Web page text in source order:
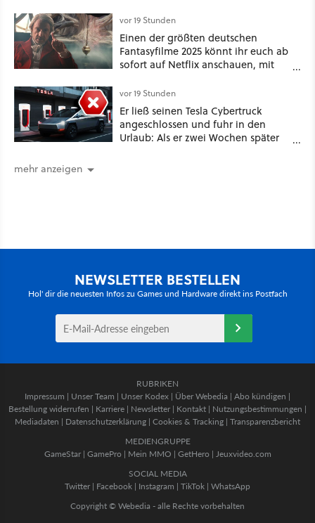
vor 19 Stunden
Einen der größten deutschen
Fantasyfilme 2025 könnt ihr euch ab
sofort auf Netflix anschauen, mit
vor 19 Stunden
Er ließ seinen Tesla Cybertruck
angeschlossen und fuhr in den
Urlaub: Als er zwei Wochen später
mehr anzeigen
NEWSLETTER BESTELLEN
Hol' dir die neuesten Infos zu Games und Hardware direkt ins Postfach
RUBRIKEN
Impressum | Unser Team | Unser Kodex | Über Webedia | Abo kündigen |
Bestellung widerrufen | Karriere | Newsletter | Kontakt | Nutzungsbestimmungen |
Mediadaten | Datenschutzerklärung | Cookies & Tracking | Transparenzbericht
MEDIENGRUPPE
GameStar| GamePro | Mein MMO | GetHero | Jeuxvideo.com
SOCIAL MEDIA
Twitter | Facebook | Instagram | TikTok | WhatsApp
Copyright © Webedia - alle Rechte vorbehalten